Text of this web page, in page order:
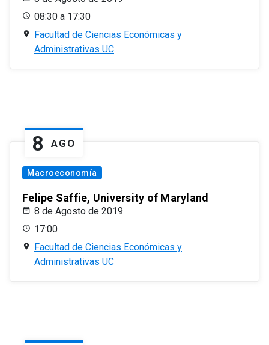
08:30 a 17:30
Facultad de Ciencias Económicas y
Administrativas UC
8 AGO
Macroeconomía
Felipe Saffie, University of Maryland
8 de Agosto de 2019
17:00
Facultad de Ciencias Económicas y
Administrativas UC